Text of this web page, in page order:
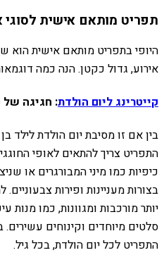
תפריט מותאם אישית לסוגי
היופי בתפריט מותאם אישית הוא
אירוע, גדול כקטן. הנה כמה
קייטרינג ליום הולדת: חגיגה של
התפריט צריך להתאים לאופי
כיפיות כמו מיני המבורגרים או
בצורות מעניינות ופירות
יותר מורכבות ומגוונות, כמו מנות
סלטים מיוחדים וקינוחים עשירים.
התפריט לכל יום הולדת, בכל גיל.